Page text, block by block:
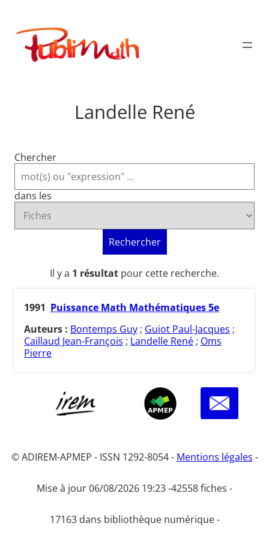
contenu
Publimath
Landelle René
Chercher
dans les
Rechercher
Il y a 1 résultat pour cette recherche.
1991 Puissance Math Mathématiques 5e
Auteurs : Bontemps Guy ; Guiot Paul-Jacques ;
Caillaud Jean-François ; Landelle René ; Oms
Pierre
© ADIREM-APMEP - ISSN 1292-8054 - Mentions légales -
Mise à jour 06/08/2026 19:23 -42558 fiches -
17163 dans bibliothèque numérique -